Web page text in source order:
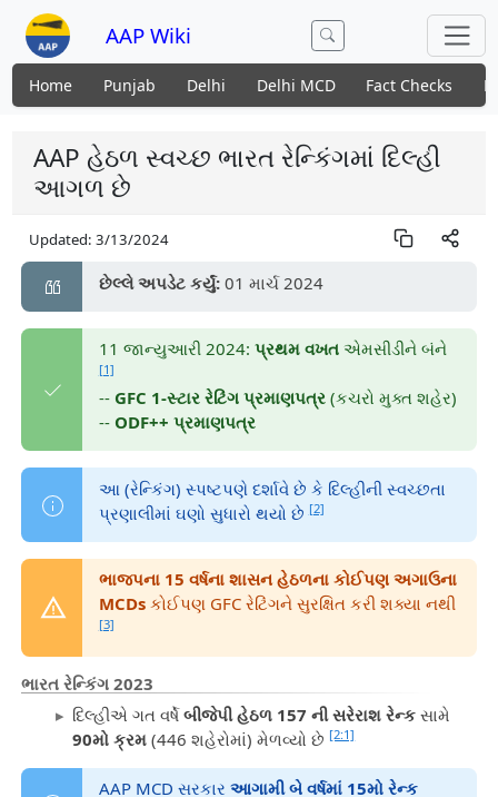
AAP Wiki
Home Punjab Delhi Delhi MCD Fact Checks
AAP હેઠળ સ્વચ્છ ભારત રેન્કિંગમાં દિલ્હી
આગળ છે
Updated:3/13/2024
છેલ્લે અપડેટ કર્યું:01 માર્ચ 2024
11 જાન્યુઆરી 2024: પ્રથમ વખતએમસીડીને બંને
[1]
-- GFC 1-સ્ટાર રેટિંગ પ્રમાણપત્ર(કચરો મુક્ત શહેર)
-- ODF++ પ્રમાણપત્ર
આ (રેન્કિંગ) સ્પષ્ટપણે દર્શાવે છે કે દિલ્હીની સ્વચ્છતા
પ્રણાલીમાં ઘણો સુધારો થયો છે[2]
ભાજપના 15 વર્ષના શાસન હેઠળના કોઈપણ અગાઉના
MCDsકોઈપણ GFC રેટિંગને સુરક્ષિત કરી શક્યા નથી
[3]
ભારત રેન્કિંગ 2023
દિલ્હીએ ગત વર્ષેબીજેપી હેઠળ 157 ની સરેરાશ રેન્ક સામે
90મો ક્રમ (446 શહેરોમાં) મેળવ્યો છે [2:1]
AAP MCD સરકાર આગામી બે વર્ષમાં 15મો રેન્ક